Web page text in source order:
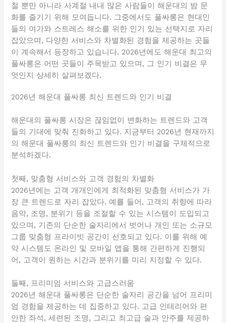
철 뿐만 아니라 사계절 내내 많은 사람들이 해운대의 밤 문
화를 즐기기 위해 모여듭니다. 그중에서도 풀싸롱은 현대인
들의 여가와 스트레스 해소를 위한 인기 있는 선택지로 자리
잡았으며, 다양한 서비스와 차별화된 경험을 제공하는 곳들
이 계속해서 등장하고 있습니다. 2026년에도 해운대 최고의
풀싸롱은 어떤 곳들이 주목받고 있으며, 그 인기 비결은 무
엇인지 상세히 살펴보겠다.
2026년 해운대 풀싸롱 최신 트렌드와 인기 비결
해운대의 풀싸롱 시장은 끊임없이 변화하는 트렌드와 고객
들의 기대에 맞춰 진화하고 있다. 지금부터 2026년 현재까지
의 해운대 풀싸롱의 최신 트렌드와 인기 비결을 구체적으로
분석하겠다.
첫째, 맞춤형 서비스와 고객 경험의 차별화
2026년에는 고객 개개인에게 최적화된 맞춤형 서비스가 가
장 큰 트렌드로 자리 잡았다. 예를 들어, 고객의 취향에 따라
음악, 조명, 분위기 등을 조절할 수 있는 시스템이 도입되고
있으며, 기존의 단순한 술자리에서 벗어나 개인 또는 소규모
그룹 맞춤형 프라이빗 공간이 선호되고 있다. 이를 위해 예
약 시스템도 온라인 및 모바일 앱을 통해 간편하게 진행되
어, 고객이 원하는 시간과 분위기를 미리 지정할 수 있다.
둘째, 프리미엄 서비스와 고급스러움
2026년 해운대 풀싸롱은 단순한 술자리 공간을 넘어 프리미
엄 경험을 제공하는 데 집중하고 있다. 고급 인테리어와 편
안한 좌석, 세련된 조명, 그리고 최고급 술과 안주를 제공하